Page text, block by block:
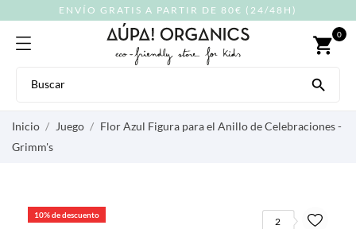
ENVÍO GRATIS A PARTIR DE 80€ (24/48H)
shopping_cart 0

Inicio Juego
Flor Azul Figura para el Anillo de Celebraciones -
Grimm's
10% de descuento
2